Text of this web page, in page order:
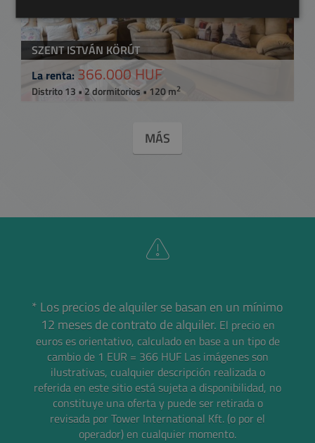
SZENT ISTVÁN KÖRÚT
La renta: 366.000 HUF
Distrito 13 • 2 dormitorios • 120 m2
MÁS
* Los precios de alquiler se basan en un mínimo
12 meses de contrato de alquiler. El precio en
euros es orientativo, calculado en base a un tipo de
cambio de 1 EUR = 366 HUF Las imágenes son
ilustrativas, cualquier descripción realizada o
referida en este sitio está sujeta a disponibilidad, no
constituye una oferta y puede ser retirada o
revisada por Tower International Kft. (o por el
operador) en cualquier momento.